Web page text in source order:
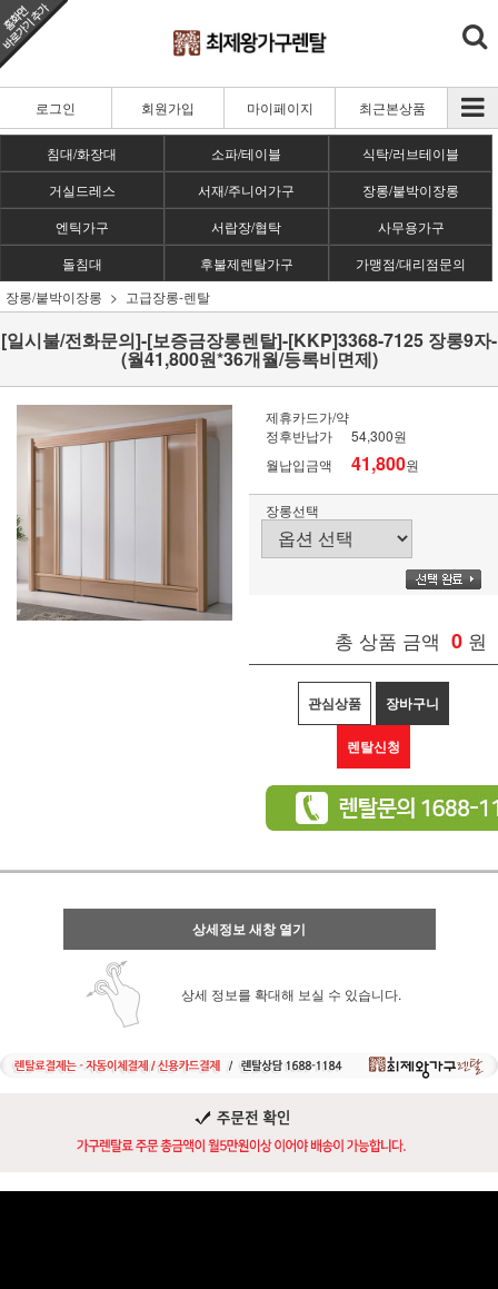
로그인 회원가입 마이페이지 최근본상품
침대/화장대 소파/테이블
식탁/러브테이블
거실드레스
서재/주니어가구
장롱/붙박이장롱
엔틱가구
서랍장/협탁
사무용가구
돌침대
후불제렌탈가구
가맹점/대리점문의
장롱/붙박이장롱
고급장롱-렌탈
[일시불/전화문의]-[보증금장롱렌탈]-[KKP]3368-7125 장롱9자-
(월41,800원*36개월/등록비면제)
제휴카드가/약
정후반납가
54,300원
월납입금액
41,800원
장롱선택
총 상품 금액 0 원
관심상품 장바구니
렌탈신청
상세정보 새창 열기
상세 정보를 확대해 보실 수 있습니다.